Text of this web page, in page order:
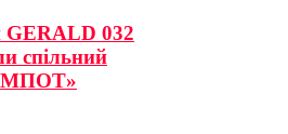
GERALD 032
спільний